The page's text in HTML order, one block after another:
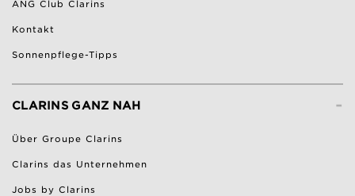
ANG Club Clarins
Kontakt
Sonnenpflege-Tipps
-
CLARINS GANZ NAH
Über Groupe Clarins
Clarins das Unternehmen
Jobs by Clarins